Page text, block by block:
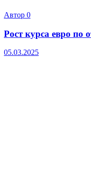
Автор 0
Рост курса евро
05.03.2025